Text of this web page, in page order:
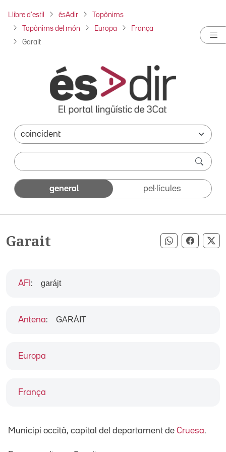
Llibre d'estil ésAdir Topònims
Topònims del món Europa França
Garait
general pel·lícules
Garait Compartir
Europa
França
AFI : garájt
Antena: GARÀIT
Municipi occità, capital del departament de Cruesa.